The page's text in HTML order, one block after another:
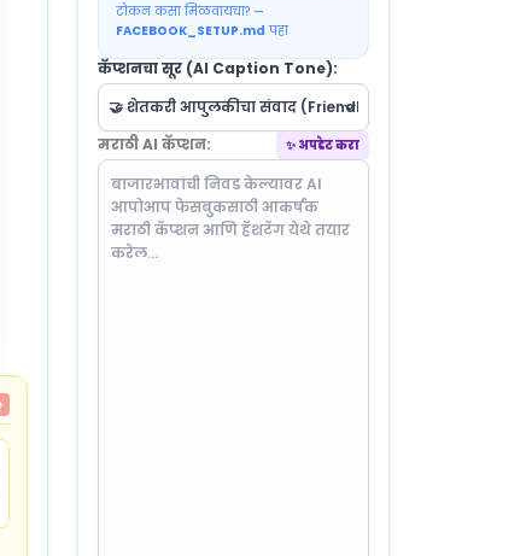
टोकन कसा मिळवायचा? —
FACEBOOK_SETUP.md पहा
कॅप्शनचा सूर (AI Caption Tone):
मराठी AI कॅप्शन: ✨ अपडेट करा